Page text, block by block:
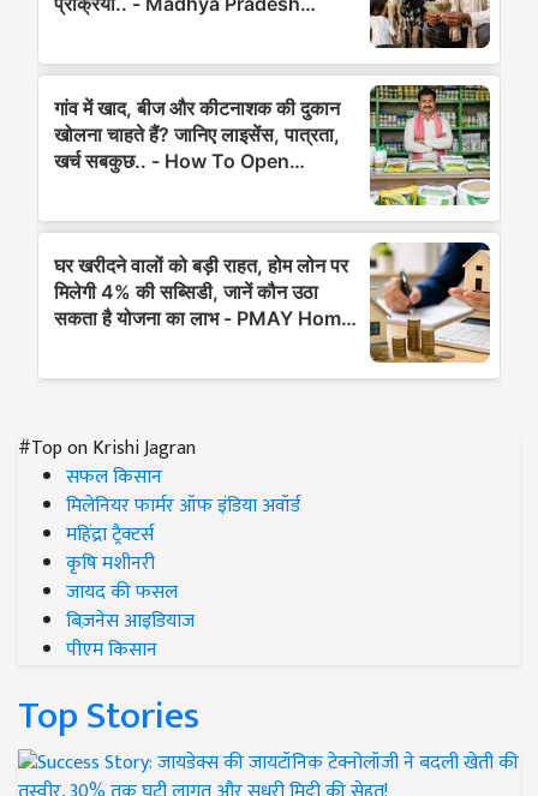
#Top on Krishi Jagran
सफल किसान
मिलेनियर फार्मर ऑफ इंडिया अवॉर्ड
महिंद्रा ट्रैक्टर्स
कृषि मशीनरी
जायद की फसल
बिज़नेस आइडियाज
पीएम किसान
Top Stories